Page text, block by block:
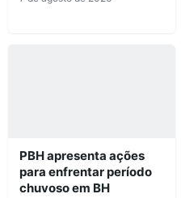
PBH apresenta ações
para enfrentar período
chuvoso em BH